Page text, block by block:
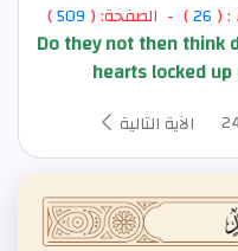
: (
26) - الصفحة: (509
)
Do they not then think
hearts locked
الآية التالية